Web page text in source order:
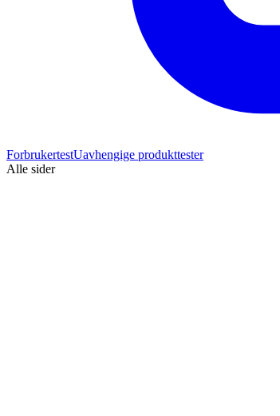
ForbrukertestUavhengige produkttester
Alle sider